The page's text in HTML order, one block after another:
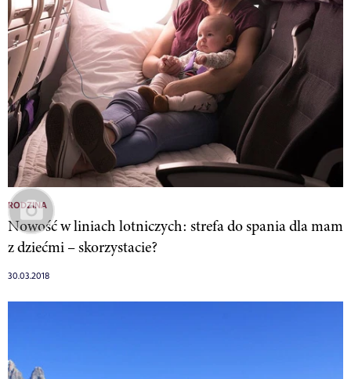
RODZINA
Nowość w liniach lotniczych: strefa do spania dla mam
z dziećmi – skorzystacie?
30.03.2018